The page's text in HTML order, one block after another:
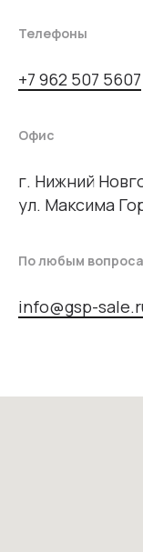
Телефоны
+7 962 507 5607
Офис
г. Нижний
ул. Максима
По любым
info@gsp-